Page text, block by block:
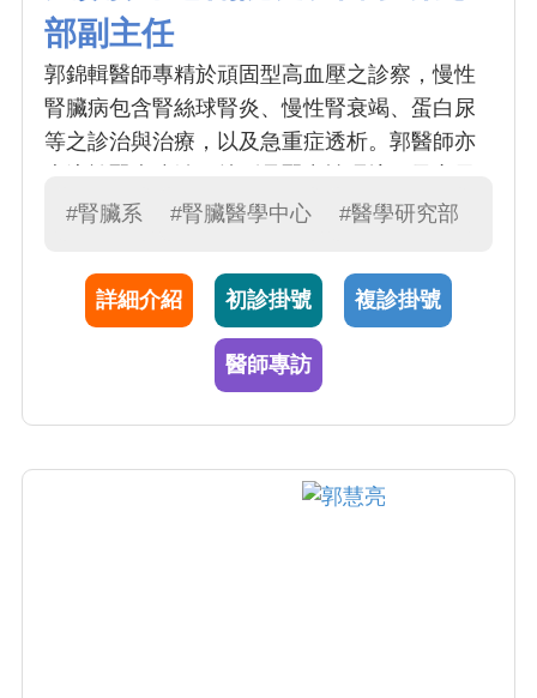
部副主任
郭錦輯醫師專精於頑固型高血壓之診察，慢性
腎臟病包含腎絲球腎炎、慢性腎衰竭、蛋白尿
等之診治與治療，以及急重症透析。郭醫師亦
險評估。郭醫師亦為本院大數據中心主任，結
期能有效增進腎病病友照護品質。
#腎臟系 #腎臟醫學中心 #醫學研究部
詳細介紹 初診掛號 複診掛號
醫師專訪